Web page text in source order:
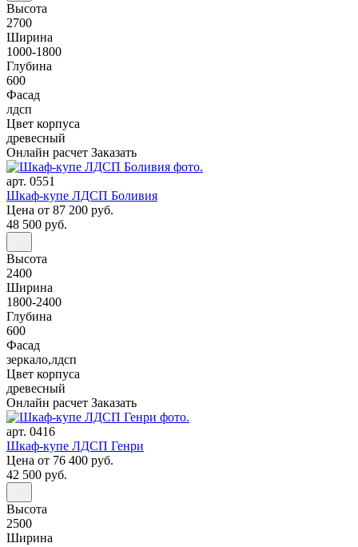
Высота
2700
Ширина
1000-1800
Глубина
600
Фасад
лдсп
Цвет корпуса
древесный
Онлайн расчет Заказать
арт. 0551
Шкаф-купе ЛДСП Боливия
Цена от 87 200 руб.
48 500 руб.
Высота
2400
Ширина
1800-2400
Глубина
600
Фасад
зеркало,лдсп
Цвет корпуса
древесный
Онлайн расчет Заказать
арт. 0416
Шкаф-купе ЛДСП Генри
Цена от 76 400 руб.
42 500 руб.
Высота
2500
Ширина